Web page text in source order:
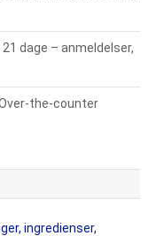
dage – anmeldelser,
the-counter
ingredienser,